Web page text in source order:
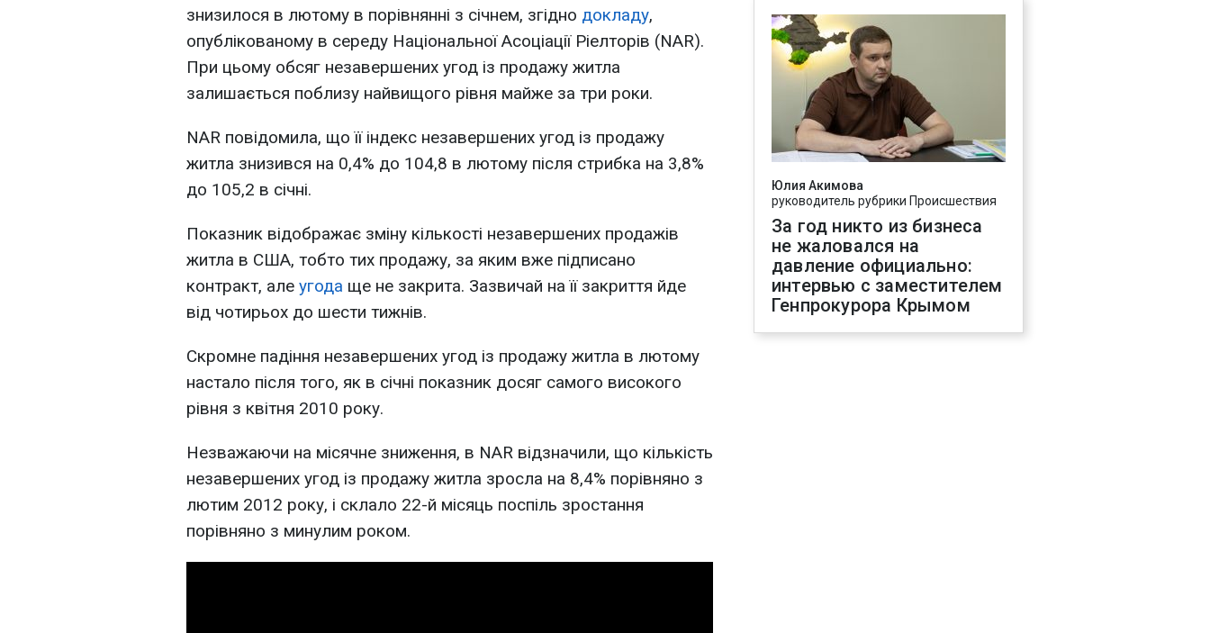
знизилося в лютому в порівнянні з січнем, згідно докладу,
опублікованому в середу Національної Асоціації Ріелторів (NAR).
При цьому обсяг незавершених угод із продажу житла
залишається поблизу найвищого рівня майже за три роки.
NAR повідомила, що її індекс незавершених угод із продажу
житла знизився на 0,4% до 104,8 в лютому після стрибка на 3,8%
до 105,2 в січні.
Показник відображає зміну кількості незавершених продажів
житла в США, тобто тих продажу, за яким вже підписано
контракт, але угода ще не закрита. Зазвичай на її закриття йде
від чотирьох до шести тижнів.
Скромне падіння незавершених угод із продажу житла в лютому
настало після того, як в січні показник досяг самого високого
рівня з квітня 2010 року.
Незважаючи на місячне зниження, в NAR відзначили, що кількість
незавершених угод із продажу житла зросла на 8,4% порівняно з
лютим 2012 року, і склало 22-й місяць поспіль зростання
порівняно з минулим роком.
Юлия Акимова
руководитель рубрики Происшествия
За год никто из бизнеса
не жаловался на
давление официально:
интервью с заместителем
Генпрокурора Крымом